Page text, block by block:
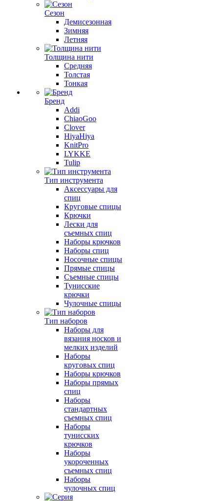
Сезон
Демисезонная
Зимняя
Летняя
Толщина нити
Средняя
Толстая
Тонкая
Бренд
Addi
ChiaoGoo
Clover
HiyaHiya
KnitPro
LYKKE
Tulip
Тип инструмента
Аксессуары для
спиц
Круговые спицы
Крючки
Лески для
съемных спиц
Наборы крючков
Наборы спиц
Носочные спицы
Прямые спицы
Съемные спицы
Тунисские
крючки
Чулочные спицы
Тип наборов
Наборы для
вязания носков и
мелких изделий
Наборы
круговых спиц
Наборы крючков
Наборы прямых
спиц
Наборы
стандартных
съемных спиц
Наборы
тунисских
крючков
Наборы
укороченных
съемных спиц
Наборы
чулочных спиц